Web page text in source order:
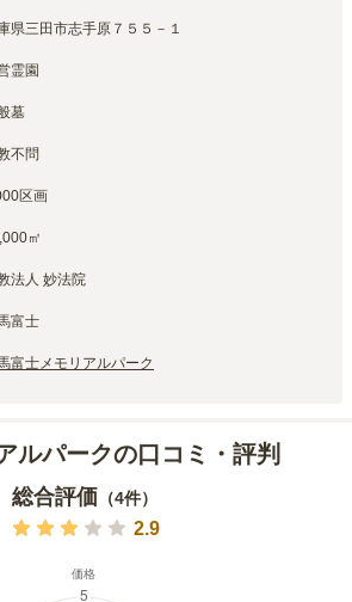
県三田市志手原７５５－１
霊園
墓
不問
区画
㎡
法人 妙法院
富士
富士メモリアルパーク
ルパークの口コミ・評判
総合評価 （4件）
2.9